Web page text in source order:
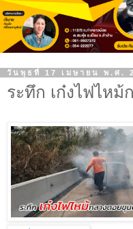
วันพุธที่ 17 เมษายน พ.ศ.
ระทึก เก๋งไฟไห